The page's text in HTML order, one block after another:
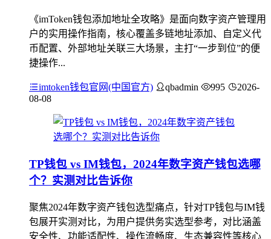
《imToken钱包添加地址全攻略》是面向数字资产管理用
户的实用操作指南，核心覆盖多链地址添加、自定义代
币配置、外部地址关联三大场景，主打“一步到位”的便
捷操作...
imtoken钱包官网(中国官方) qbadmin 995
2026-
08-08
TP钱包 vs IM钱包，2024年数字资产钱包选哪
个？实测对比告诉你
聚焦2024年数字资产钱包选型痛点，针对TP钱包与IM钱
包展开实测对比，为用户提供务实选型参考，对比涵盖
安全性、功能适配性、操作流畅度、生态兼容性等核心